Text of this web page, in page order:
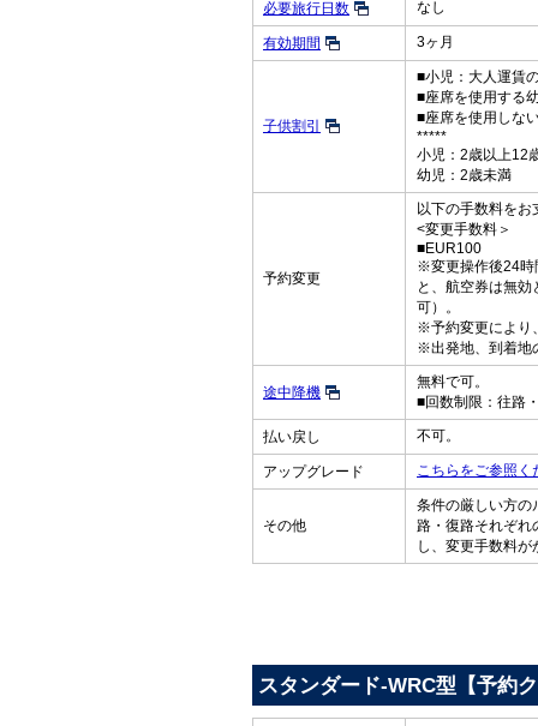
必要旅行日数 なし
有効期間 3ヶ月
子供割引
■小児：大人運賃
■座席を使用する
■座席を使用しな
*****
小児：2歳以上12
幼児：2歳未満
予約変更
以下の手数料を
<変更手数料＞
■EUR100
※変更操作後24時
と、航空券は無
可）。
※予約変更により
※出発地、到着地
途中降機
無料で可。
■回数制限：往路
払い戻し 不可。
アップグレード こちらをご参照く
その他
条件の厳しい方の
路・復路それぞれ
し、変更手数料
スタンダード-WRC型【予約